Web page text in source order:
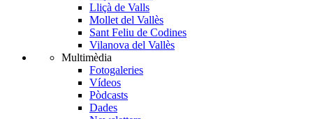
Lliçà de Valls
Mollet del Vallès
Sant Feliu de Codines
Vilanova del Vallès
Multimèdia
Fotogaleries
Vídeos
Pòdcasts
Dades